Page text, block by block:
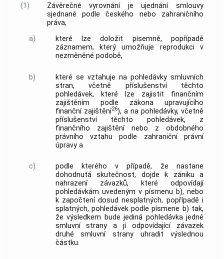
(1)
Závěrečné vyrovnání je ujednání smlouvy
sjednané podle českého nebo zahraničního
práva,
a)
které lze doložit písemně, popřípadě
záznamem, který umožňuje reprodukci v
nezměněné podobě,
b)
které se vztahuje na pohledávky smluvních
stran, včetně příslušenství těchto
pohledávek, které lze zajistit finančním
zajištěním podle zákona upravujícího
finanční zajištění26), a na pohledávky, včetně
příslušenství těchto pohledávek, z
finančního zajištění nebo z obdobného
právního vztahu podle zahraniční právní
úpravy a
c)
podle kterého v případě, že nastane
dohodnutá skutečnost, dojde k zániku a
nahrazení závazků, které odpovídají
pohledávkám uvedeným v písmenu b), nebo
k započtení dosud nesplatných, popřípadě i
splatných, pohledávek podle písmene b) tak,
že výsledkem bude jediná pohledávka jedné
smluvní strany a jí odpovídající závazek
druhé smluvní strany uhradit výslednou
částku.